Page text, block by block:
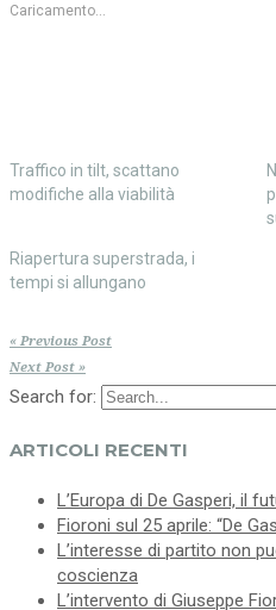
apre
Caricamento...
Traffico in tilt, scattano
modifiche alla viabilità
Riapertura superstrada, i
tempi si allungano
« Previous Post
Next Post »
Search for:
ARTICOLI RECENTI
L’Europa di De Gasperi, il
Fioroni sul 25 aprile: “De
L’interesse di partito non
coscienza
L’intervento di Giuseppe